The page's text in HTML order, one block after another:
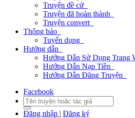
Truyện đề cử
Truyện đã hoàn thành
Truyện convert
Thông báo
Tuyển dụng
Hướng dẫn
Hướng Dẫn Sử Dụng Trang
Hướng Dẫn Nạp Tiền
Hướng Dẫn Đăng Truyện
Facebook
Đăng nhập | Đăng ký